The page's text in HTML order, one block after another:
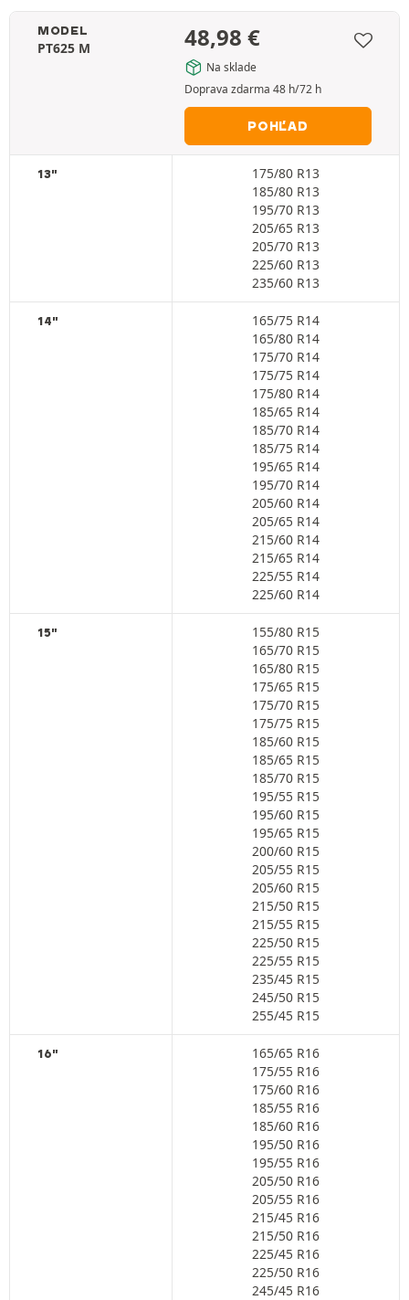
MODEL
PT625 M 48,98 €
Na sklade
Doprava zdarma 48 h/72 h
POHĽAD
13"
175/80 R13
185/80 R13
195/70 R13
205/65 R13
205/70 R13
225/60 R13
235/60 R13
14"
165/75 R14
165/80 R14
175/70 R14
175/75 R14
175/80 R14
185/65 R14
185/70 R14
185/75 R14
195/65 R14
195/70 R14
205/60 R14
205/65 R14
215/60 R14
215/65 R14
225/55 R14
225/60 R14
15"
155/80 R15
165/70 R15
165/80 R15
175/65 R15
175/70 R15
175/75 R15
185/60 R15
185/65 R15
185/70 R15
195/55 R15
195/60 R15
195/65 R15
200/60 R15
205/55 R15
205/60 R15
215/50 R15
215/55 R15
225/50 R15
225/55 R15
235/45 R15
245/50 R15
255/45 R15
16"
165/65 R16
175/55 R16
175/60 R16
185/55 R16
185/60 R16
195/50 R16
195/55 R16
205/50 R16
205/55 R16
215/45 R16
215/50 R16
225/45 R16
225/50 R16
245/45 R16